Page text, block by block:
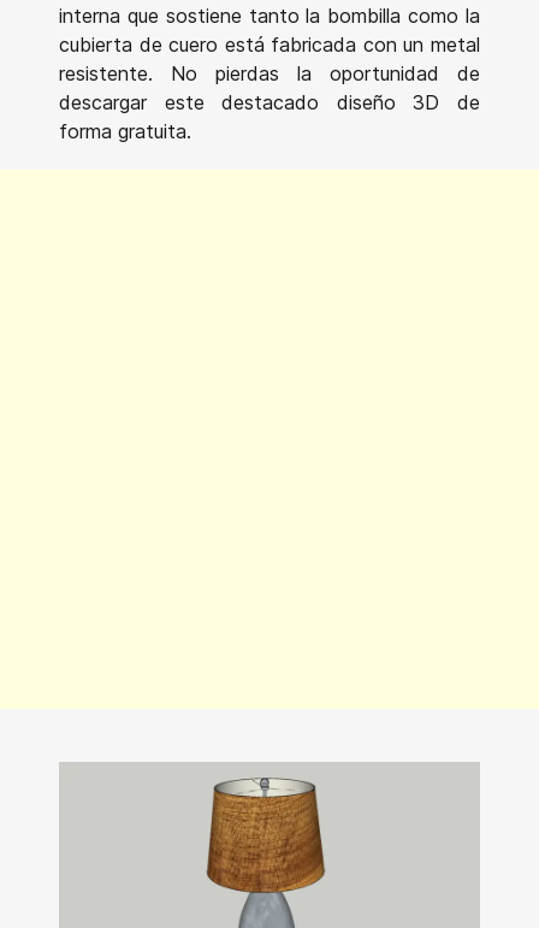
interna que sostiene tanto la bombilla como la
cubierta de cuero está fabricada con un metal
resistente. No pierdas la oportunidad de
descargar este destacado diseño 3D de
forma gratuita.